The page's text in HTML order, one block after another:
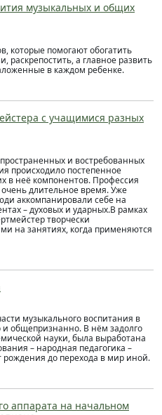
музыкальных и общих
которые помогают обогатить
а главное развить
в каждом ребенке.
с учащимися разных
и востребованных
происходило постепенное
в неё компонентов. Профессия
длительное время. Уже
аккомпанировали себе на
– духовых и ударных.В рамках
творчески
на занятиях, когда применяются
музыкального воспитания в
общепризнанно. В нём задолго
науки, была выработана
– народная педагогика –
рождения до перехода в мир иной.
аппарата на начальном